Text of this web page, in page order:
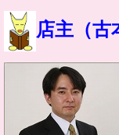
店主（古